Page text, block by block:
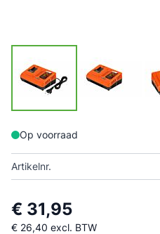
Op voorraad
Artikelnr.
€ 31,95
€ 26,40 excl. BTW